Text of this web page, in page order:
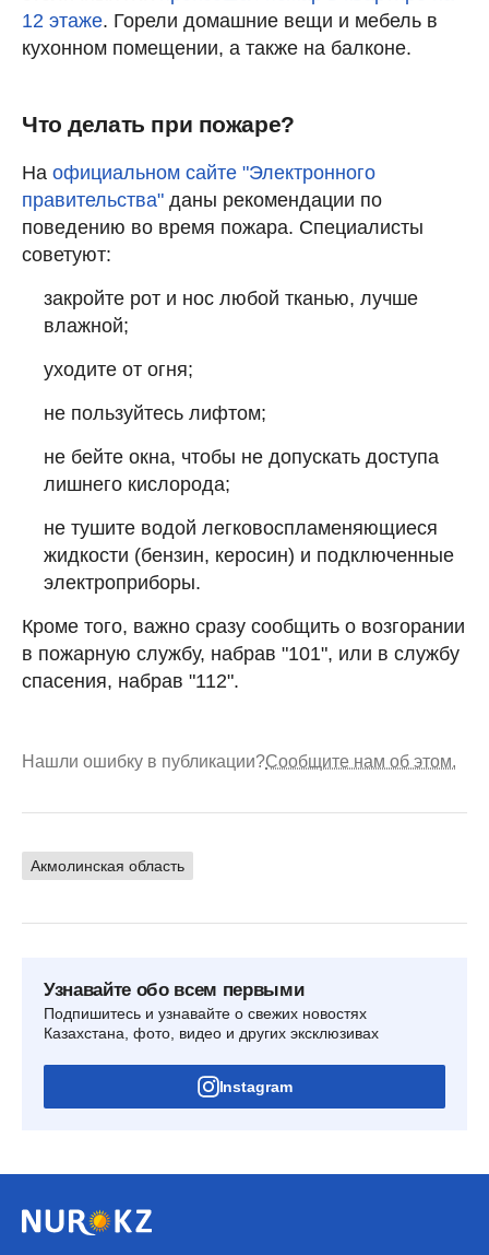
12 этаже. Горели домашние вещи и мебель в
кухонном помещении, а также на балконе.
Что делать при пожаре?
На официальном сайте "Электронного
правительства" даны рекомендации по
поведению во время пожара. Cпециалисты
советуют:
закройте рот и нос любой тканью, лучше
влажной;
уходите от огня;
не пользуйтесь лифтом;
не бейте окна, чтобы не допускать доступа
лишнего кислорода;
не тушите водой легковоспламеняющиеся
жидкости (бензин, керосин) и подключенные
электроприборы.
Кроме того, важно сразу сообщить о возгорании
в пожарную службу, набрав "101", или в службу
спасения, набрав "112".
Нашли ошибку в публикации?Сообщите нам об этом.
Акмолинская область
Узнавайте обо всем первыми
Подпишитесь и узнавайте о свежих новостях
Казахстана, фото, видео и других эксклюзивах
Instagram